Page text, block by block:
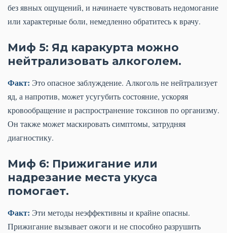
без явных ощущений, и начинаете чувствовать недомогание
или характерные боли, немедленно обратитесь к врачу.
Миф 5: Яд каракурта можно
нейтрализовать алкоголем.
Факт: Это опасное заблуждение. Алкоголь не нейтрализует
яд, а напротив, может усугубить состояние, ускоряя
кровообращение и распространение токсинов по организму.
Он также может маскировать симптомы, затрудняя
диагностику.
Миф 6: Прижигание или
надрезание места укуса
помогает.
Факт: Эти методы неэффективны и крайне опасны.
Прижигание вызывает ожоги и не способно разрушить